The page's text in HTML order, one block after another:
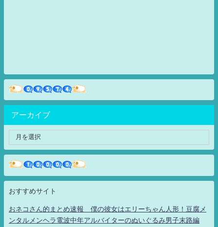
アーカイブ
おすすめサイト
おネコさん的まとめ速報 僕の彼女はエリーちゃん人形！豆腐メ
ンタルメンヘラ電波中年アルバイターのぬいぐるみ男子末路編